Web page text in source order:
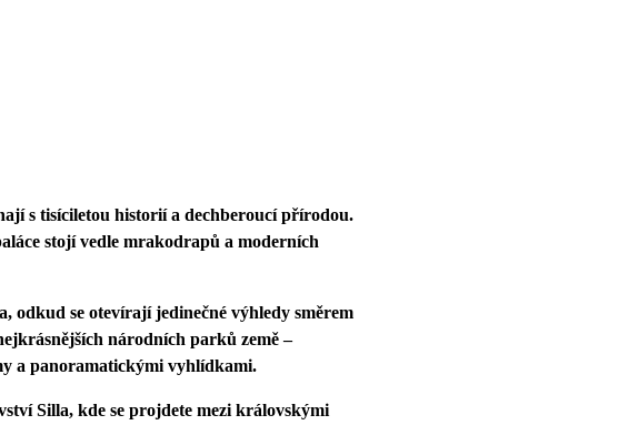
s tisíciletou historií a dechberoucí přírodou.
stojí vedle mrakodrapů a moderních
odkud se otevírají jedinečné výhledy směrem
národních parků země –
a panoramatickými vyhlídkami.
Silla, kde se projdete mezi královskými